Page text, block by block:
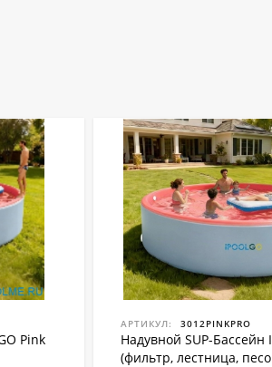
Pink
АРТИКУЛ: 3012PINKPRO
Надувной SUP-Бассейн
(фильтр, лестница,